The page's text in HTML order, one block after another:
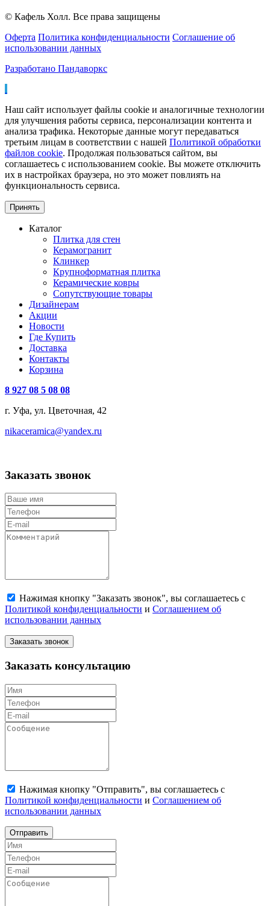
© Кафель Холл. Все права защищены
Оферта Политика конфиденциальности Соглашение об
использовании данных
Разработано Пандаворкс
Наш сайт использует файлы cookie и аналогичные технологии
для улучшения работы сервиса, персонализации контента и
анализа трафика. Некоторые данные могут передаваться
третьим лицам в соответствии с нашей Политикой обработки
файлов cookie. Продолжая пользоваться сайтом, вы
соглашаетесь с использованием cookie. Вы можете отключить
их в настройках браузера, но это может повлиять на
функциональность сервиса.
Принять
Каталог
Плитка для стен
Керамогранит
Клинкер
Крупноформатная плитка
Керамические ковры
Сопутствующие товары
Дизайнерам
Акции
Новости
Где Купить
Доставка
Контакты
Корзина
8 927 08 5 08 08
г. Уфа, ул. Цветочная, 42
nikaceramica@yandex.ru
Заказать звонок
Нажимая кнопку "Заказать звонок", вы соглашаетесь с
Политикой конфиденциальности и Соглашением об
использовании данных
Заказать звонок
Заказать консультацию
Нажимая кнопку "Отправить", вы соглашаетесь с
Политикой конфиденциальности и Соглашением об
использовании данных
Отправить